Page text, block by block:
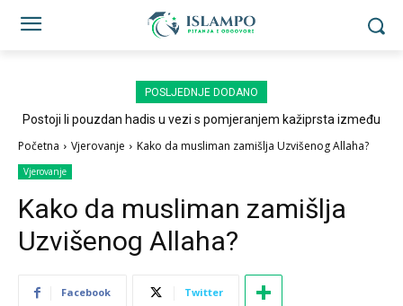
POSLJEDNJE DODANO
Postoji li pouzdan hadis u vezi s pomjeranjem kažiprsta između
Početna Vjerovanje Kako da musliman zamišlja Uzvišenog Allaha?
Vjerovanje
Kako da musliman zamišlja
Uzvišenog Allaha?
Facebook Twitter